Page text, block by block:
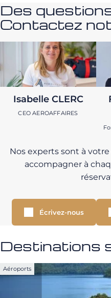
Des
Contactez
Isabelle CLERC
CEO AEROAFFAIRES
Nos experts sont à
accompagner à
Écrivez-nous
Destinations
Aéroports